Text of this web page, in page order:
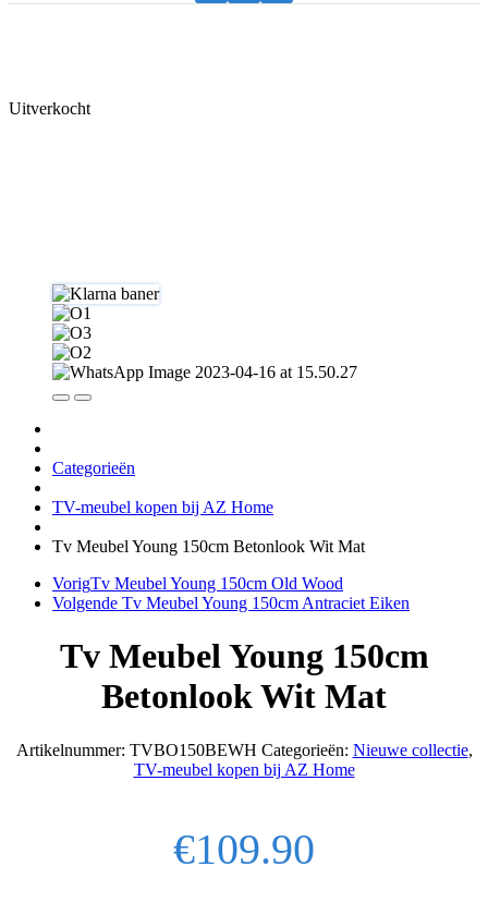
Uitverkocht
Categorieën
TV-meubel kopen bij AZ Home
Tv Meubel Young 150cm Betonlook Wit Mat
VorigTv Meubel Young 150cm Old Wood
Volgende Tv Meubel Young 150cm Antraciet Eiken
Tv Meubel Young 150cm
Betonlook Wit Mat
Artikelnummer: TVBO150BEWH Categorieën: Nieuwe collectie,
TV-meubel kopen bij AZ Home
€109.90